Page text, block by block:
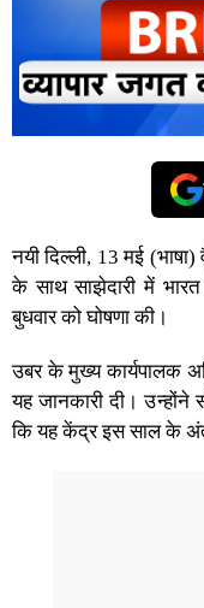
नयी दिल्ली, 13 मई
के साथ साझेदारी में
बुधवार को घोषणा की।
उबर के मुख्य कार्यपालक
यह जानकारी दी। उन्होंने
कि यह केंद्र इस साल के